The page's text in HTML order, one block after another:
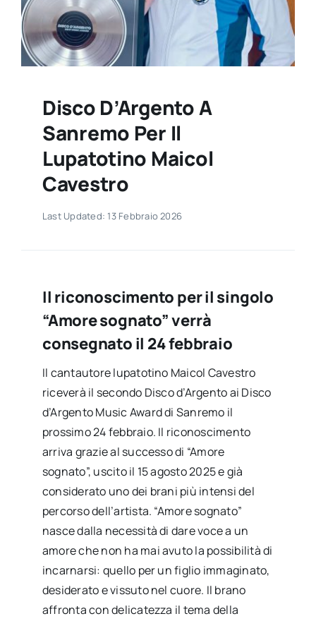
Contatti
Disco D’Argento A
Sanremo Per Il
Lupatotino Maicol
Cavestro
Last Updated: 13 Febbraio 2026
Il riconoscimento per il singolo
“Amore sognato” verrà
consegnato il 24 febbraio
Il cantautore lupatotino Maicol Cavestro
riceverà il secondo Disco d’Argento ai Disco
d’Argento Music Award di Sanremo il
prossimo 24 febbraio. Il riconoscimento
arriva grazie al successo di “Amore
sognato”, uscito il 15 agosto 2025 e già
considerato uno dei brani più intensi del
percorso dell’artista. “Amore sognato”
nasce dalla necessità di dare voce a un
amore che non ha mai avuto la possibilità di
incarnarsi: quello per un figlio immaginato,
desiderato e vissuto nel cuore. Il brano
affronta con delicatezza il tema della